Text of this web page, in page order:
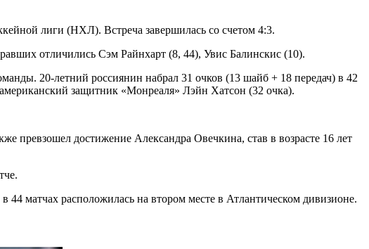
лиги (НХЛ). Встреча завершилась со счетом 4:3.
отличились Сэм Райнхарт (8, 44), Увис Балинскис (10).
20-летний россиянин набрал 31 очков (13 шайб + 18 передач) в 42
защитник «Монреаля» Лэйн Хатсон (32 очка).
достижение Александра Овечкина, став в возрасте 16 лет
матчах расположилась на втором месте в Атлантическом дивизионе.